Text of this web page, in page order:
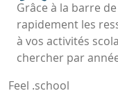
Grâce à la barre
rapidement les
à vos activités
chercher par
Feel .school